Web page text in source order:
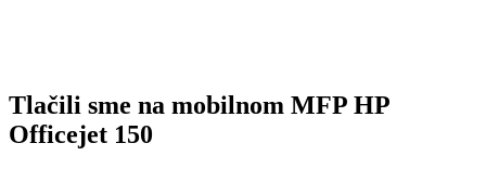
Tlačili sme na mobilnom MFP HP
Officejet 150